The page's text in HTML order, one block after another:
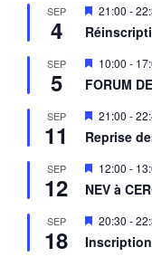
SEP
4
M
i
s
n
a
a
n
t
21:00 -
SEP
5
M
i
s
n
a
v
a
n
t
10:00 -
FORUM
SEP
11
M
s
n
a
a
n
t
21:00 -
Reprise
SEP
12
M
i
s
n
a
12:00 -
NEV à
SEP
18
M
s
20:30 -